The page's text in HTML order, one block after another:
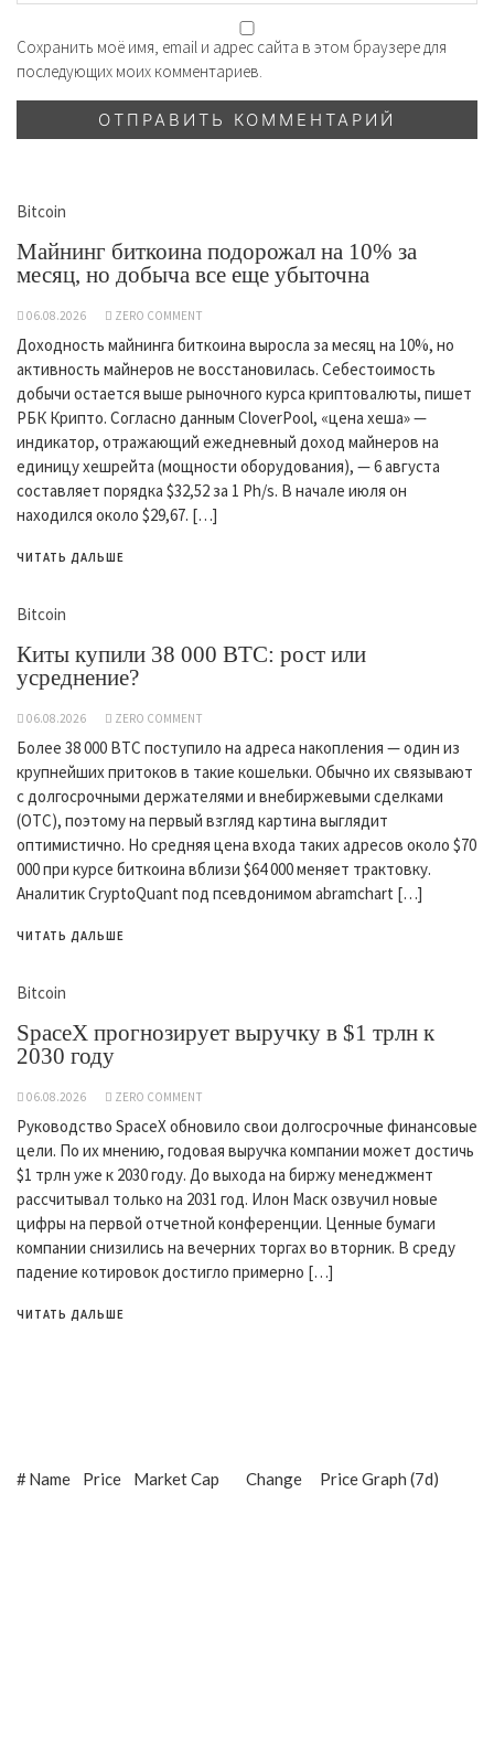
Сохранить моё имя, email и адрес сайта в этом браузере для
последующих моих комментариев.
Bitcoin
Майнинг биткоина подорожал на 10% за
месяц, но добыча все еще убыточна
06.08.2026 ZERO COMMENT
Доходность майнинга биткоина выросла за месяц на 10%, но
активность майнеров не восстановилась. Себестоимость
добычи остается выше рыночного курса криптовалюты, пишет
РБК Крипто. Согласно данным CloverPool, «цена хеша» —
индикатор, отражающий ежедневный доход майнеров на
единицу хешрейта (мощности оборудования), — 6 августа
составляет порядка $32,52 за 1 Ph/s. В начале июля он
находился около $29,67. […]
ЧИТАТЬ ДАЛЬШЕ
Bitcoin
Киты купили 38 000 BTC: рост или
усреднение?
06.08.2026 ZERO COMMENT
Более 38 000 BTC поступило на адреса накопления — один из
крупнейших притоков в такие кошельки. Обычно их связывают
с долгосрочными держателями и внебиржевыми сделками
(OTC), поэтому на первый взгляд картина выглядит
оптимистично. Но средняя цена входа таких адресов около $70
000 при курсе биткоина вблизи $64 000 меняет трактовку.
Аналитик CryptoQuant под псевдонимом abramchart […]
ЧИТАТЬ ДАЛЬШЕ
Bitcoin
SpaceX прогнозирует выручку в $1 трлн к
2030 году
06.08.2026 ZERO COMMENT
Руководство SpaceX обновило свои долгосрочные финансовые
цели. По их мнению, годовая выручка компании может достичь
$1 трлн уже к 2030 году. До выхода на биржу менеджмент
рассчитывал только на 2031 год. Илон Маск озвучил новые
цифры на первой отчетной конференции. Ценные бумаги
компании снизились на вечерних торгах во вторник. В среду
падение котировок достигло примерно […]
ЧИТАТЬ ДАЛЬШЕ
#Name Price Market Cap Change Price Graph (7d)